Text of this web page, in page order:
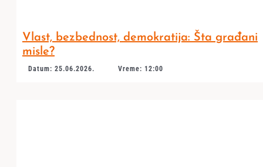
Vlast, bezbednost, demokratija: Šta građani
misle?
Datum: 25.06.2026. Vreme: 12:00